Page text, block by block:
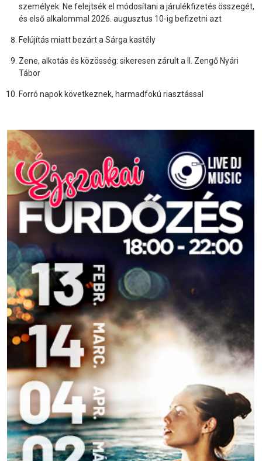
személyek: Ne felejtsék el módosítani a járulékfizetés összegét,
és első alkalommal 2026. augusztus 10-ig befizetni azt
Felújítás miatt bezárt a Sárga kastély
Zene, alkotás és közösség: sikeresen zárult a II. Zengő Nyári
Tábor
Forró napok következnek, harmadfokú riasztással